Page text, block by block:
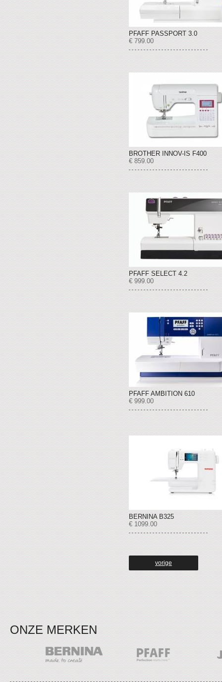
PFAFF PASSPORT 3.0
€ 799.00
BROTHER INNOV-IS F400
€ 859.00
PFAFF SELECT 4.2
€ 999.00
PFAFF AMBITION 610
€ 999.00
BERNINA B325
€ 1099.00
vorige
ONZE MERKEN